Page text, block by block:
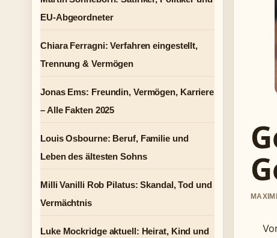
EU-Abgeordneter
Chiara Ferragni: Verfahren eingestellt,
Trennung & Vermögen
Jonas Ems: Freundin, Vermögen, Karriere
– Alle Fakten 2025
Louis Osbourne: Beruf, Familie und
Leben des ältesten Sohns
Milli Vanilli Rob Pilatus: Skandal, Tod und
Vermächtnis
Luke Mockridge aktuell: Heirat, Kind und